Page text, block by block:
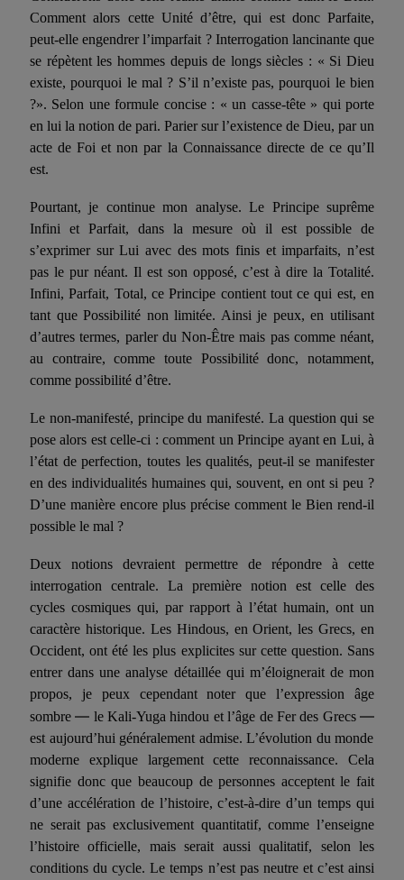
Comment alors cette Unité d’être, qui est donc Parfaite,
peut-elle engendrer l’imparfait ? Interrogation lancinante que
se répètent les hommes depuis de longs siècles : « Si Dieu
existe, pourquoi le mal ? S’il n’existe pas, pourquoi le bien
?». Selon une formule concise : « un casse-tête » qui porte
en lui la notion de pari. Parier sur l’existence de Dieu, par un
acte de Foi et non par la Connaissance directe de ce qu’Il
est.
Pourtant, je continue mon analyse. Le Principe suprême
Infini et Parfait, dans la mesure où il est possible de
s’exprimer sur Lui avec des mots finis et imparfaits, n’est
pas le pur néant. Il est son opposé, c’est à dire la Totalité.
Infini, Parfait, Total, ce Principe contient tout ce qui est, en
tant que Possibilité non limitée. Ainsi je peux, en utilisant
d’autres termes, parler du Non-Être mais pas comme néant,
au contraire, comme toute Possibilité donc, notamment,
comme possibilité d’être.
Le non-manifesté, principe du manifesté. La question qui se
pose alors est celle-ci : comment un Principe ayant en Lui, à
l’état de perfection, toutes les qualités, peut-il se manifester
en des individualités humaines qui, souvent, en ont si peu ?
D’une manière encore plus précise comment le Bien rend-il
possible le mal ?
Deux notions devraient permettre de répondre à cette
interrogation centrale. La première notion est celle des
cycles cosmiques qui, par rapport à l’état humain, ont un
caractère historique. Les Hindous, en Orient, les Grecs, en
Occident, ont été les plus explicites sur cette question. Sans
entrer dans une analyse détaillée qui m’éloignerait de mon
propos, je peux cependant noter que l’expression âge
sombre— le Kali-Yuga hindou et l’âge de Fer des Grecs—
est aujourd’hui généralement admise. L’évolution du monde
moderne explique largement cette reconnaissance. Cela
signifie donc que beaucoup de personnes acceptent le fait
d’une accélération de l’histoire, c’est-à-dire d’un temps qui
ne serait pas exclusivement quantitatif, comme l’enseigne
l’histoire officielle, mais serait aussi qualitatif, selon les
conditions du cycle. Le temps n’est pas neutre et c’est ainsi